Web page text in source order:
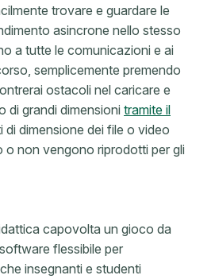
trovare e guardare le
asincrone nello stesso
a tutte le comunicazioni e ai
semplicemente premendo
ostacoli nel caricare e
di grandi dimensioni tramite il
di dimensione dei file o video
o non vengono riprodotti per gli
capovolta un gioco da
flessibile per
insegnanti e studenti